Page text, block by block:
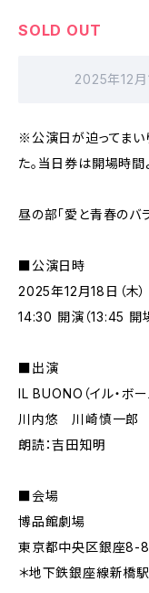
SOLD OUT
2025年12
※公演日が迫ってまい
た。当日券は開場時間
昼の部「愛と青春のバ
■公演日時
2025年12月18日（木）
14:30 開演（13:45 開
■出演
IL BUONO（イル・ボー
川内悠 川崎慎一郎
朗読：吉田知明
■会場
博品館劇場
東京都中央区銀座8-
＊地下鉄銀座線新橋